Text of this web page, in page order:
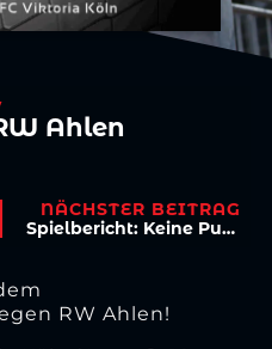
Ahlen
NÄCHSTER BEITRAG
Spielbericht: Keine Punkte aus dem Spiel in Ahlen
RW Ahlen!